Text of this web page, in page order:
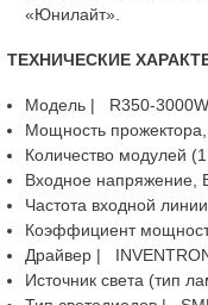
«Юнилайт».
ТЕХНИЧЕСКИЕ
Модель | R350-
Мощность
Количество модулей
Входное
Частота входной
Коэффициент
Драйвер |
Источник света (тип